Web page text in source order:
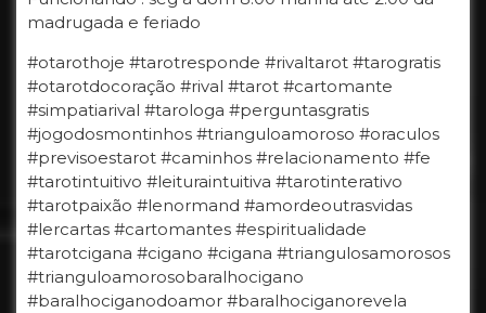
madrugada e feriado
#otarothoje #tarotresponde #rivaltarot #tarogratis
#otarotdocoração #rival #tarot #cartomante
#simpatiarival #tarologa #perguntasgratis
#jogodosmontinhos #trianguloamoroso #oraculos
#previsoestarot #caminhos #relacionamento #fe
#tarotintuitivo #leituraintuitiva #tarotinterativo
#tarotpaixão #lenormand #amordeoutrasvidas
#lercartas #cartomantes #espiritualidade
#tarotcigana #cigano #cigana #triangulosamorosos
#trianguloamorosobaralhocigano
#baralhociganodoamor #baralhociganorevela